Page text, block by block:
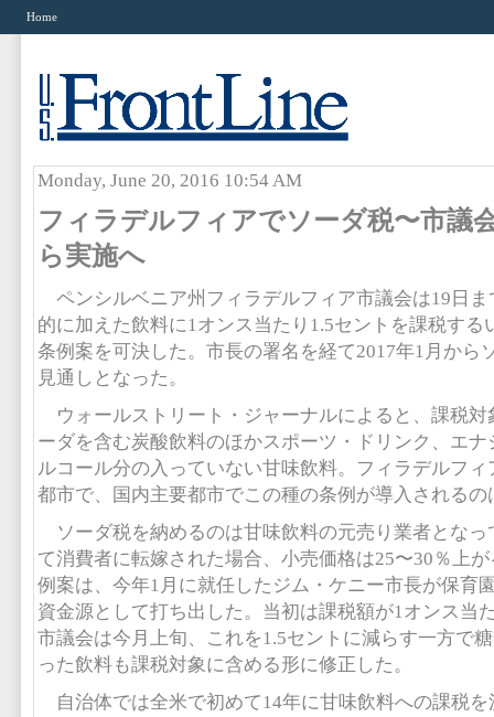
Home
Monday, June 20, 2016 10:54 AM
フィラデルフィアでソーダ税〜市議
ら実施へ
ペンシルベニア州フィラデルフィア市議会は19日
的に加えた飲料に1オンス当たり1.5セントを課税する
条例案を可決した。市長の署名を経て2017年1月から
見通しとなった。
ウォールストリート・ジャーナルによると、課税対
ーダを含む炭酸飲料のほかスポーツ・ドリンク、エ
ルコール分の入っていない甘味飲料。フィラデルフ
都市で、国内主要都市でこの種の条例が導入されるの
ソーダ税を納めるのは甘味飲料の元売り業者となっ
て消費者に転嫁された場合、小売価格は25〜30％上
例案は、今年1月に就任したジム・ケニー市長が保育
資金源として打ち出した。当初は課税額が1オンス当
市議会は今月上旬、これを1.5セントに減らす一方で
った飲料も課税対象に含める形に修正した。
自治体では全米で初めて14年に甘味飲料への課税